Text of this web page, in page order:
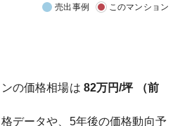
売出事例 このマンション
の価格相場は 82万円/坪 （前
データや、5年後の価格動向予